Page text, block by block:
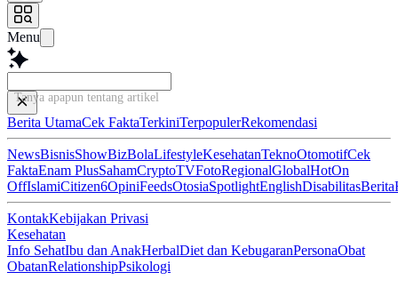
Menu
Tanya apapun tentang artikel ini...
Berita UtamaCek FaktaTerkiniTerpopulerRekomendasi
NewsBisnisShowBizBolaLifestyleKesehatanTeknoOtomotifCek
FaktaEnam PlusSahamCryptoTVFotoRegionalGlobalHotOn
OffIslamiCitizen6OpiniFeedsOtosiaSpotlightEnglishDisabilitasBerita
KontakKebijakan Privasi
Kesehatan
Info SehatIbu dan AnakHerbalDiet dan KebugaranPersonaObat
ObatanRelationshipPsikologi